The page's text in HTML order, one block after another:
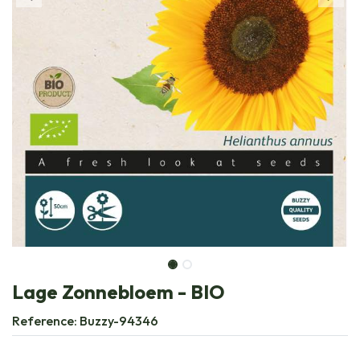
Lage Zonnebloem - BIO
Reference: Buzzy-94346